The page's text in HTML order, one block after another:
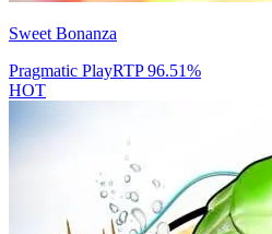
Sweet Bonanza
Pragmatic PlayRTP96.51%
HOT